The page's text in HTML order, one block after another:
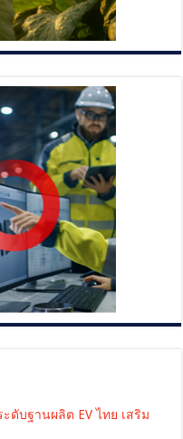
ดับฐานผลิต EV ไทย เสริม